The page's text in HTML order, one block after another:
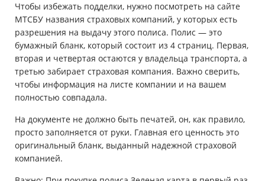
Чтобы избежать подделки, нужно посмотреть на сайте
МТСБУ названия страховых компаний, у которых есть
разрешения на выдачу этого полиса. Полис — это
бумажный бланк, который состоит из 4 страниц. Первая,
вторая и четвертая остаются у владельца транспорта, а
третью забирает страховая компания. Важно сверить,
чтобы информация на листе компании и на вашем
полностью совпадала.
На документе не должно быть печатей, он, как правило,
просто заполняется от руки. Главная его ценность это
оригинальный бланк, выданный надежной страховой
компанией.